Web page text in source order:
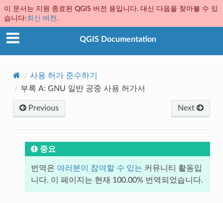
이 문서는 지원 종료된 QGIS 버전 용입니다. 대신 다음을 찾아볼 수 있
습니다:최신 버전 .
QGIS Documentation
사용 허가 준수하기
부록 A: GNU 일반 공중 사용 허가서
Previous Next
중요
번역은 여러분이 참여할 수 있는 커뮤니티 활동입
니다. 이 페이지는 현재 100.00% 번역되었습니다.